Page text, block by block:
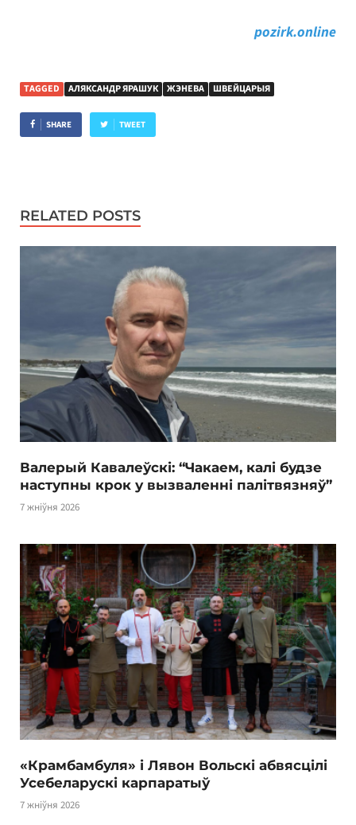
pozirk.online
TAGGED АЛЯКСАНДР ЯРАШУК ЖЭНЕВА ШВЕЙЦАРЫЯ
SHARE TWEET
RELATED POSTS
Валерый Кавалеўскі: “Чакаем, калі будзе
наступны крок у вызваленні палітвязняў”
7 жніўня 2026
«Крамбамбуля» і Лявон Вольскі абвясцілі
Усебеларускі карпаратыў
7 жніўня 2026